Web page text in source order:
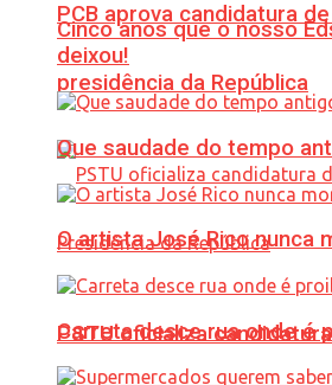
PCB aprova candidatura
presidência da República
PSTU oficializa
Cinco anos que o nosso
deixou!
Que saudade do tempo
O artista José Rico nunca
Carreta desce rua onde é